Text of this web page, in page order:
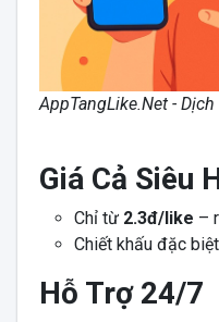
AppTangLike.Net -
Giá Cả Siêu
Chỉ từ 2.3đ/like –
Chiết khấu đặc
Hỗ Trợ 24/7